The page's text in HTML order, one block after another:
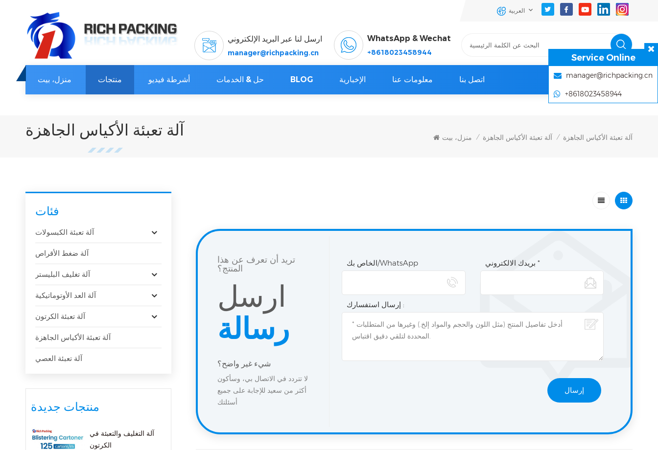
العربية
ارسل لنا عبر البريد الإلكتروني
manager@richpacking.cn
WhatsApp & Wechat
+8618023458944
منزل، بيت منتجات أشرطة فيديو حل & الخدمات BLOG الإخبارية معلومات عنا اتصل بنا
آلة تعبئة الأكياس الجاهزة منزل، بيت / آلة تعبئة الأكياس الجاهزة / آلة تعبئة الأكياس الجاهزة
فئات
آلة تعبئة الكبسولات
آلة ضغط الأقراص
آلة تغليف البليستر
آلة العد الأوتوماتيكية
آلة تعبئة الكرتون
آلة تعبئة الأكياس الجاهزة
آلة تعبئة العصي
منتجات جديدة
آلة التغليف والتعبئة في
الكرتون
تريد أن تعرف عن هذا
المنتج؟
ارسل
رسالة
شيء غير واضح؟
لا تتردد في الاتصال بي، وسأكون
أكثر من سعيد للإجابة على جميع
أسئلتك
الخاص بك/WhatsApp بريدك الالكتروني *
إرسال استفسارك :
Service Online
manager@richpacking.cn
+8618023458944